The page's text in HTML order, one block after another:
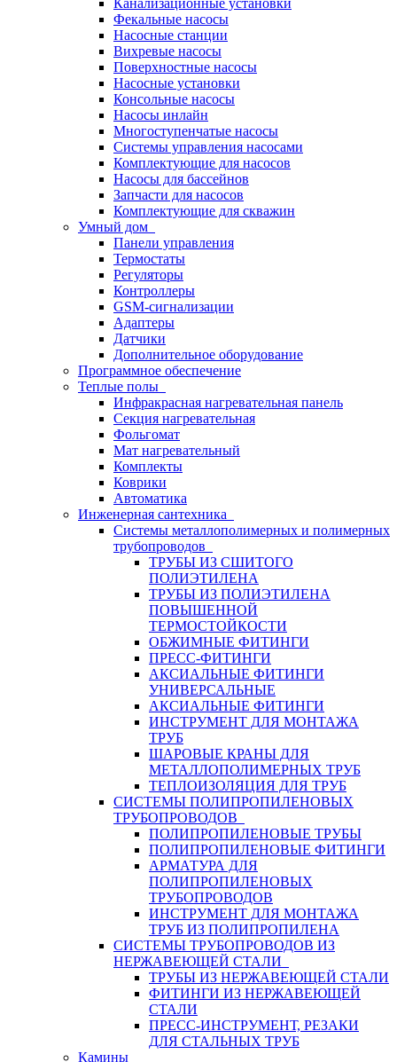
Канализационные установки
Фекальные насосы
Насосные станции
Вихревые насосы
Поверхностные насосы
Насосные установки
Консольные насосы
Насосы инлайн
Многоступенчатые насосы
Системы управления насосами
Комплектующие для насосов
Насосы для бассейнов
Запчасти для насосов
Комплектующие для скважин
Умный дом
Панели управления
Термостаты
Регуляторы
Контроллеры
GSM-сигнализации
Адаптеры
Датчики
Дополнительное оборудование
Программное обеспечение
Теплые полы
Инфракрасная нагревательная панель
Секция нагревательная
Фольгомат
Мат нагревательный
Комплекты
Коврики
Автоматика
Инженерная сантехника
Системы металлополимерных и полимерных
трубопроводов
ТРУБЫ ИЗ СШИТОГО
ПОЛИЭТИЛЕНА
ТРУБЫ ИЗ ПОЛИЭТИЛЕНА
ПОВЫШЕННОЙ
ТЕРМОСТОЙКОСТИ
ОБЖИМНЫЕ ФИТИНГИ
ПРЕСС-ФИТИНГИ
АКСИАЛЬНЫЕ ФИТИНГИ
УНИВЕРСАЛЬНЫЕ
АКСИАЛЬНЫЕ ФИТИНГИ
ИНСТРУМЕНТ ДЛЯ МОНТАЖА
ТРУБ
ШАРОВЫЕ КРАНЫ ДЛЯ
МЕТАЛЛОПОЛИМЕРНЫХ ТРУБ
ТЕПЛОИЗОЛЯЦИЯ ДЛЯ ТРУБ
СИСТЕМЫ ПОЛИПРОПИЛЕНОВЫХ
ТРУБОПРОВОДОВ
ПОЛИПРОПИЛЕНОВЫЕ ТРУБЫ
ПОЛИПРОПИЛЕНОВЫЕ ФИТИНГИ
АРМАТУРА ДЛЯ
ПОЛИПРОПИЛЕНОВЫХ
ТРУБОПРОВОДОВ
ИНСТРУМЕНТ ДЛЯ МОНТАЖА
ТРУБ ИЗ ПОЛИПРОПИЛЕНА
СИСТЕМЫ ТРУБОПРОВОДОВ ИЗ
НЕРЖАВЕЮЩЕЙ СТАЛИ
ТРУБЫ ИЗ НЕРЖАВЕЮЩЕЙ СТАЛИ
ФИТИНГИ ИЗ НЕРЖАВЕЮЩЕЙ
СТАЛИ
ПРЕСС-ИНСТРУМЕНТ, РЕЗАКИ
ДЛЯ СТАЛЬНЫХ ТРУБ
Камины